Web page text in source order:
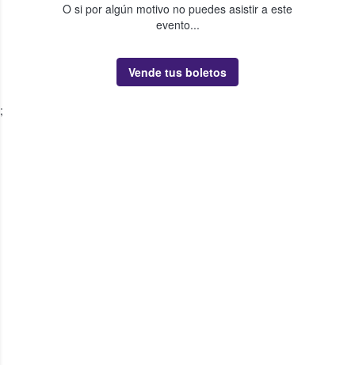
O si por algún motivo no puedes asistir a este
evento...
Vende tus boletos
;